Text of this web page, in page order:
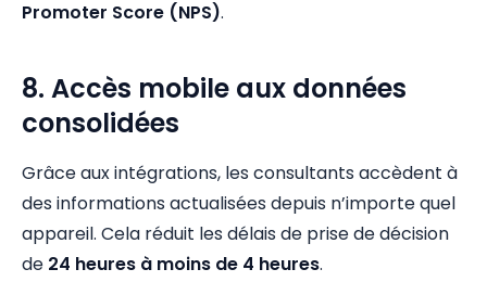
Promoter Score (NPS).
8. Accès mobile aux données
consolidées
Grâce aux intégrations, les consultants accèdent à
des informations actualisées depuis n’importe quel
appareil. Cela réduit les délais de prise de décision
de 24 heures à moins de 4 heures.